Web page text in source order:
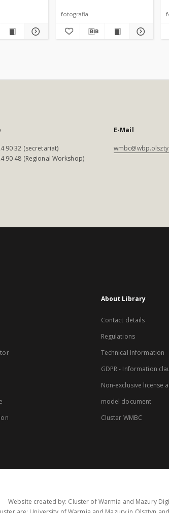
fotografia
90 32 (secretariat)
90 48 (Regional Workshop)
E-Mail
About Library
Contact details
Regulations
Technical Information
GDPR - Information
Non-exclusive license
model document
Cluster WMBC
Website created by: Cluster of Warmia and Mazury